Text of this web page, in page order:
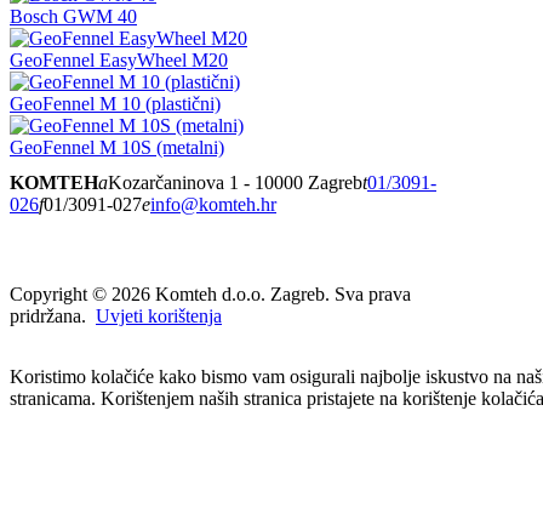
Bosch GWM 40
GeoFennel EasyWheel M20
GeoFennel M 10 (plastični)
GeoFennel M 10S (metalni)
KOMTEHaKozarčaninova 1 - 10000 Zagrebt01/3091-
026f01/3091-027einfo@komteh.hr
Copyright © 2026 Komteh d.o.o. Zagreb. Sva prava
pridržana. Uvjeti korištenja
Koristimo kolačiće kako bismo vam osigurali najbolje iskustvo na
stranicama. Korištenjem naših stranica pristajete na korištenje